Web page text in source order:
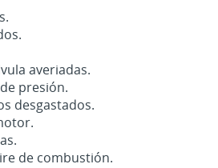
averiadas.
presión.
desgastados.
de combustión.